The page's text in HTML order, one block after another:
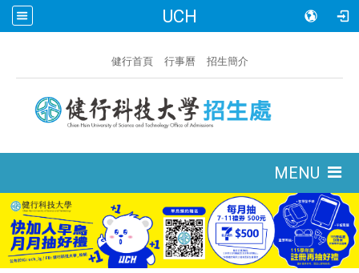
UCH
健行首頁 行事曆 招生簡介
MENU